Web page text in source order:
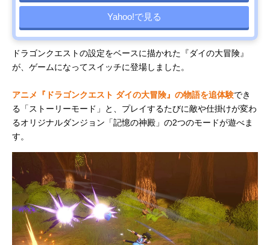
Yahoo!で見る
ドラゴンクエストの設定をベースに描かれた『ダイの大冒険』
が、ゲームになってスイッチに登場しました。
アニメ『ドラゴンクエスト ダイの大冒険』の物語を追体験でき
る「ストーリーモード」と、プレイするたびに敵や仕掛けが変わ
るオリジナルダンジョン「記憶の神殿」の2つのモードが遊べま
す。